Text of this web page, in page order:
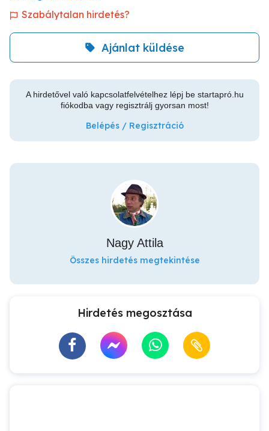
Szabálytalan hirdetés?
Ajánlat küldése
A hirdetővel való kapcsolatfelvételhez lépj be startapró.hu
fiókodba vagy regisztrálj gyorsan most!
Belépés / Regisztráció
Nagy Attila
Összes hirdetés megtekintése
Hirdetés megosztása